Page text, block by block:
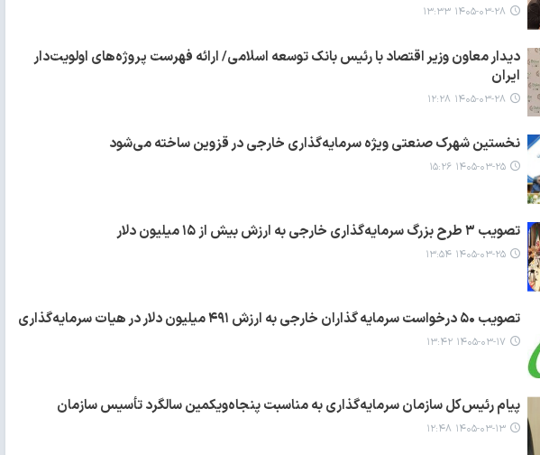
۱۴۰۵-۰۳-۲۸ ۱۳:۳۳
دیدار معاون وزیر اقتصاد با رئیس بانک توسعه اسلامی/ ارائه فهرست پروژه‌های اولویت‌دار
ایران
۱۴۰۵-۰۳-۲۸ ۱۲:۲۸
نخستین شهرک صنعتی ویژه سرمایه‌گذاری خارجی در قزوین ساخته می‌شود
۱۴۰۵-۰۳-۲۵ ۱۵:۲۶
تصویب ۳ طرح بزرگ سرمایه‌گذاری خارجی به ارزش بیش از ۱۵ میلیون دلار
۱۴۰۵-۰۳-۲۵ ۱۳:۵۴
تصویب ۵۰ درخواست سرمایه گذاران خارجی به ارزش ۴۹۱ میلیون دلار در هیات سرمایه‌گذاری
۱۴۰۵-۰۳-۱۷ ۱۳:۴۲
پیام رئیس‌کل سازمان سرمایه‌گذاری به مناسبت پنجاه‌ویکمین سالگرد تأسیس سازمان
۱۴۰۵-۰۳-۱۳ ۱۲:۴۸